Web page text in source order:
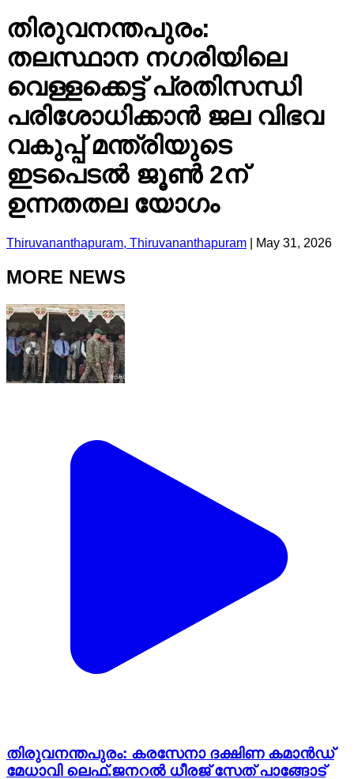
തിരുവനന്തപുരം:
തലസ്ഥാന നഗരിയിലെ
വെള്ളക്കെട്ട് പ്രതിസന്ധി
പരിശോധിക്കാൻ ജല വിഭവ
വകുപ്പ് മന്ത്രിയുടെ
ഇടപെടൽ ജൂൺ 2ന്
ഉന്നതതല യോഗം
Thiruvananthapuram, Thiruvananthapuram May 31, 2026
MORE NEWS
തിരുവനന്തപുരം: കരസേനാ ദക്ഷിണ കമാൻഡ്
മേധാവി ലെഫ്.ജനറൽ ധീരജ് സേത് പാങ്ങോട്